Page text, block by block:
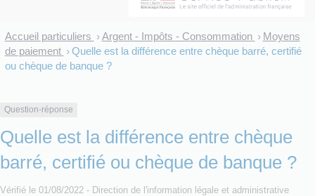
Accueil particuliers > Argent - Impôts - Consommation > Moyens
de paiement > Quelle est la différence entre chèque barré, certifié
ou chèque de banque ?
Question-réponse
Quelle est la différence entre chèque
barré, certifié ou chèque de banque ?
Vérifié le 01/08/2022 - Direction de l'information légale et administrative